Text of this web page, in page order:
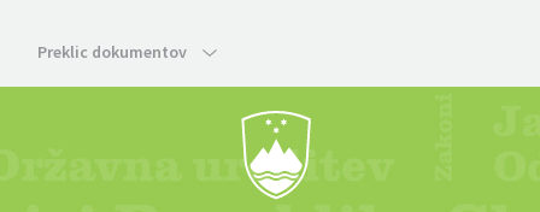
Preklic dokumentov